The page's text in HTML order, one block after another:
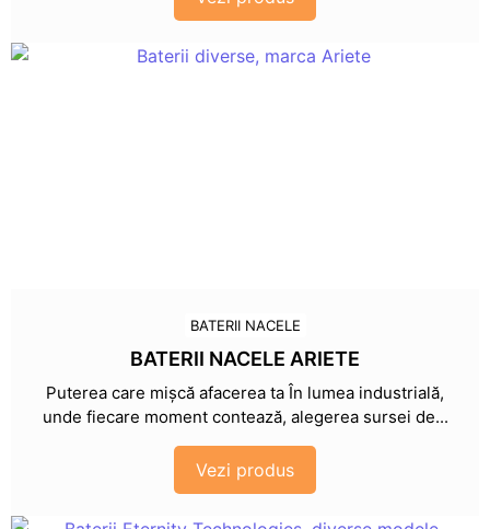
BATERII NACELE
BATERII NACELE ARIETE
Puterea care mișcă afacerea ta În lumea industrială,
unde fiecare moment contează, alegerea sursei de...
Vezi produs